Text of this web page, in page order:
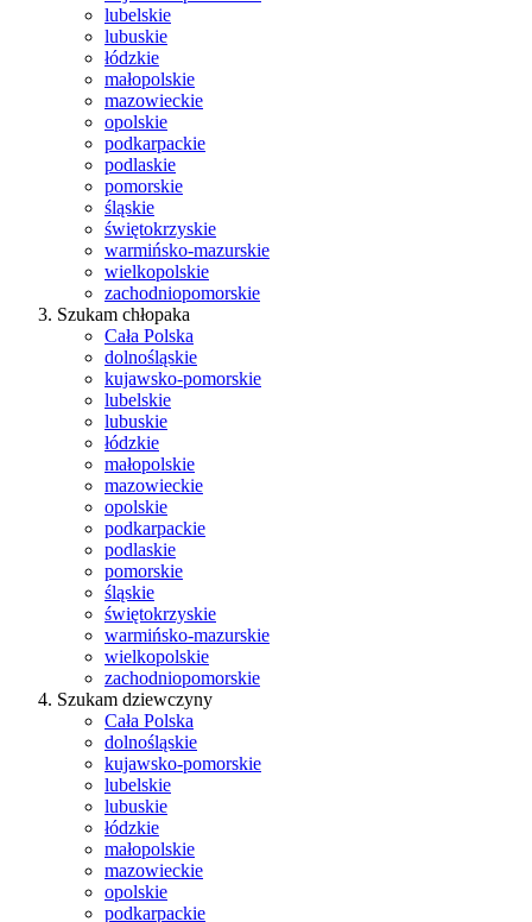
lubelskie
lubuskie
łódzkie
małopolskie
mazowieckie
opolskie
podkarpackie
podlaskie
pomorskie
śląskie
świętokrzyskie
warmińsko-mazurskie
wielkopolskie
zachodniopomorskie
Szukam chłopaka
Cała Polska
dolnośląskie
kujawsko-pomorskie
lubelskie
lubuskie
łódzkie
małopolskie
mazowieckie
opolskie
podkarpackie
podlaskie
pomorskie
śląskie
świętokrzyskie
warmińsko-mazurskie
wielkopolskie
zachodniopomorskie
Szukam dziewczyny
Cała Polska
dolnośląskie
kujawsko-pomorskie
lubelskie
lubuskie
łódzkie
małopolskie
mazowieckie
opolskie
podkarpackie